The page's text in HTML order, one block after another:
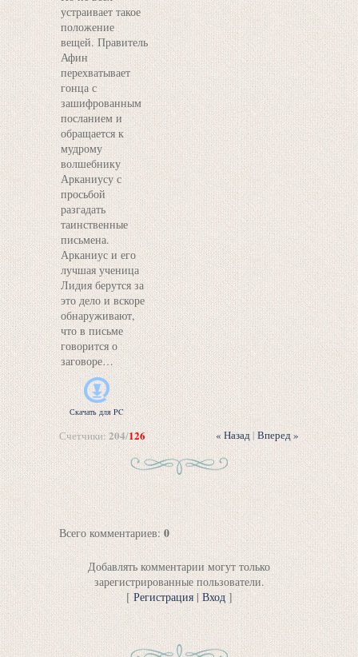
устраивает такое
положение
вещей. Правитель
Афин
перехватывает
гонца с
зашифрованным
посланием и
обращается к
мудрому
волшебнику
Арканиусу с
просьбой
разгадать
таинственные
письмена.
Арканиус и его
лучшая ученица
Лидия берутся за
это дело и вскоре
обнаруживают,
что в письме
говорится о
заговоре…
Скачать для PC
« Назад | Вперед »
Счетчики:204/126
Всего комментариев: 0
Добавлять комментарии могут только
зарегистрированные пользователи.
[ Регистрация| Вход]